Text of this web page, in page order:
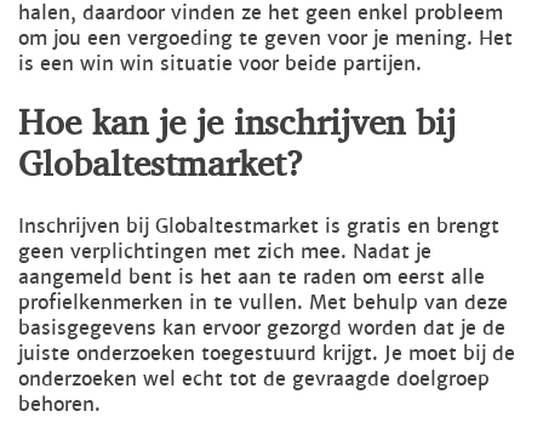
halen, daardoor vinden ze het geen enkel probleem
om jou een vergoeding te geven voor je mening. Het
is een win win situatie voor beide partijen.
Hoe kan je je inschrijven bij
Globaltestmarket?
Inschrijven bij Globaltestmarket is gratis en brengt
geen verplichtingen met zich mee. Nadat je
aangemeld bent is het aan te raden om eerst alle
profielkenmerken in te vullen. Met behulp van deze
basisgegevens kan ervoor gezorgd worden dat je de
juiste onderzoeken toegestuurd krijgt. Je moet bij de
onderzoeken wel echt tot de gevraagde doelgroep
behoren.